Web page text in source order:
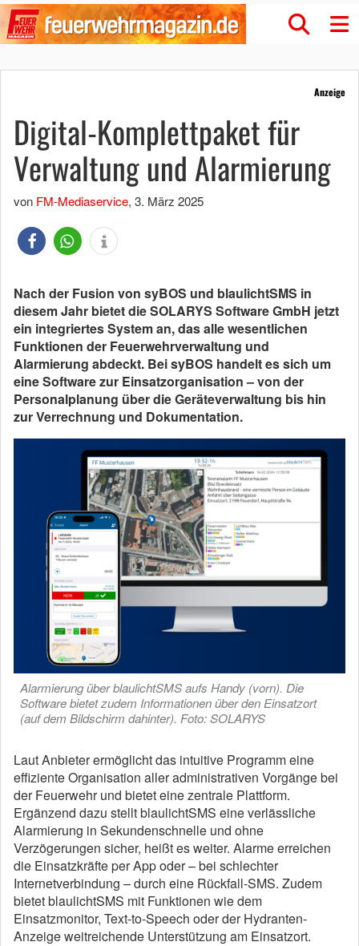
Anzeige
Digital-Komplettpaket für
Verwaltung und Alarmierung
von FM-Mediaservice, 3. März 2025
Nach der Fusion von syBOS und blaulichtSMS in
diesem Jahr bietet die SOLARYS Software GmbH jetzt
ein integriertes System an, das alle wesentlichen
Funktionen der Feuerwehrverwaltung und
Alarmierung abdeckt. Bei syBOS handelt es sich um
eine Software zur Einsatzorganisation – von der
Personalplanung über die Geräteverwaltung bis hin
zur Verrechnung und Dokumentation.
Alarmierung über blaulichtSMS aufs Handy (vorn). Die
Software bietet zudem Informationen über den Einsatzort
(auf dem Bildschirm dahinter). Foto: SOLARYS
Laut Anbieter ermöglicht das intuitive Programm eine
effiziente Organisation aller administrativen Vorgänge bei
der Feuerwehr und bietet eine zentrale Plattform.
Ergänzend dazu stellt blaulichtSMS eine verlässliche
Alarmierung in Sekundenschnelle und ohne
Verzögerungen sicher, heißt es weiter. Alarme erreichen
die Einsatzkräfte per App oder – bei schlechter
Internetverbindung – durch eine Rückfall-SMS. Zudem
bietet blaulichtSMS mit Funktionen wie dem
Einsatzmonitor, Text-to-Speech oder der Hydranten-
Anzeige weitreichende Unterstützung am Einsatzort.